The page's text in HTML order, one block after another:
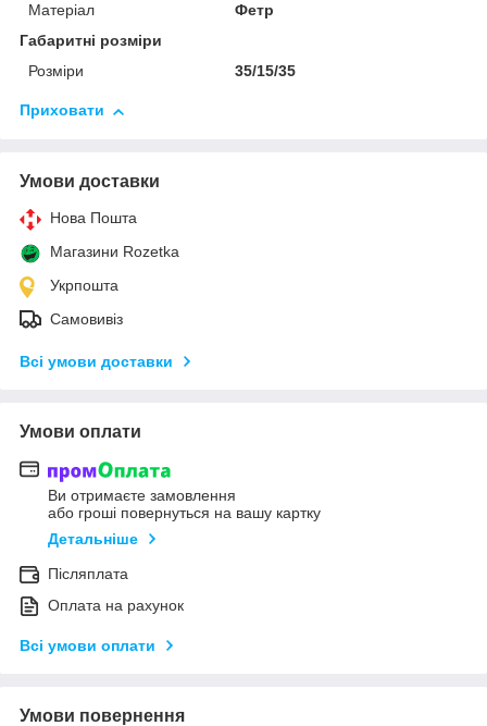
Матеріал
Фетр
Габаритні розміри
Розміри
35/15/35
Приховати
Умови доставки
Нова Пошта
Магазини Rozetka
Укрпошта
Самовивіз
Всі умови доставки
Умови оплати
Ви отримаєте замовлення
або гроші повернуться на вашу картку
Детальніше
Післяплата
Оплата на рахунок
Всі умови оплати
Умови повернення